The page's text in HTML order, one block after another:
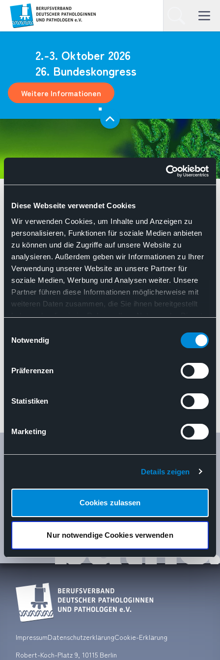
Diese Webseite verwendet Cookies
Wir verwenden Cookies, um Inhalte und Anzeigen zu
personalisieren, Funktionen für soziale Medien anbieten
zu können und die Zugriffe auf unsere Website zu
analysieren. Außerdem geben wir Informationen zu Ihrer
Verwendung unserer Website an unsere Partner für
soziale Medien, Werbung und Analysen weiter. Unsere
Partner führen diese Informationen möglicherweise mit
weiteren Daten zusammen, die Sie ihnen bereitgestellt
haben oder die sie im Rahmen Ihrer Nutzung der Dienste
Cookies, wenn Sie unsere Webseite weiterhin nutzen.
Notwendig
Präferenzen
Statistiken
Marketing
Details zeigen
Cookies zulassen
Nur notwendige Cookies verwenden
Homepage SuchenOpen
2.-3. Oktober 2026
26. Bundeskongress
Weitere Informationen
Aktuelles Stellungnahmen
Stellungnahmen
Kategorie: Zulassung Neueste zuerst
pathopunkt
Unser Mitgliedermagazin patho. erscheint
viermal im Jahr und informiert Sie über
aktuelle Themen in der Pathologie.
Lesen Sie Probe!
ImpressumDatenschutzerklärungCookie-Erklärung
Robert-Koch-Platz 9, 10115 Berlin